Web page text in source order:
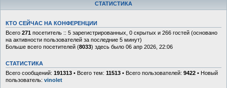
СТАТИСТИКА
КТО СЕЙЧАС НА КОНФЕРЕНЦИИ
Всего 271 посетитель :: 5 зарегистрированных, 0 скрытых и 266 гостей (основано
на активности пользователей за последние 5 минут)
Больше всего посетителей (8033) здесь было 06 апр 2026, 22:06
СТАТИСТИКА
Всего сообщений: 191313 • Всего тем: 11513 • Всего пользователей: 9422 • Новый
пользователь: vinolet